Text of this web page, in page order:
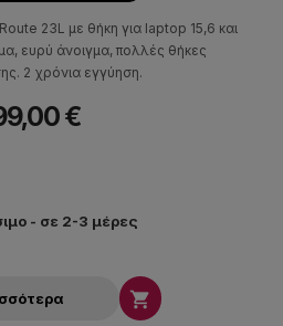
23L με θήκη για laptop 15,6 και
ευρύ άνοιγμα, πολλές θήκες
2 χρόνια εγγύηση.
€
- σε 2-3 μέρες
